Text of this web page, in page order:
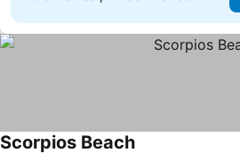
Scorpios Beach